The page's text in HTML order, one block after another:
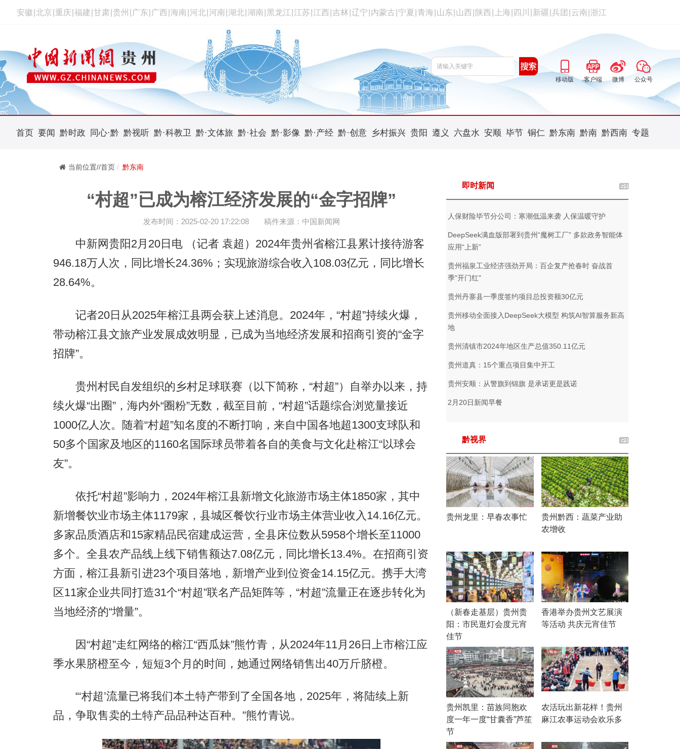
安徽 北京 重庆 福建 甘肃 贵州 广东 广西 海南 河北 河南 湖北 湖南 黑龙江 江苏 江西 吉林 辽宁 内蒙古 宁夏 青海 山东 山西 陕西 上海 四川 新疆 兵团 云南 浙江
移动版 客户端 微博 公众号
首页 要闻 黔时政 同心·黔 黔视听 黔·科教卫 黔·文体旅 黔·社会 黔·影像 黔·产经 黔·创意 乡村振兴 贵阳 遵义 六盘水 安顺 毕节 铜仁 黔东南 黔南 黔西南 专题
当前位置//首页 黔东南
“村超”已成为榕江经济发展的“金字招牌”
发布时间：2025-02-20 17:22:08 稿件来源：中国新闻网
中新网贵阳2月20日电 （记者 袁超）2024年贵州省榕江县累计接待游客
946.18万人次，同比增长24.36%；实现旅游综合收入108.03亿元，同比增长
28.64%。
记者20日从2025年榕江县两会获上述消息。2024年，“村超”持续火爆，
带动榕江县文旅产业发展成效明显，已成为当地经济发展和招商引资的“金字
招牌”。
贵州村民自发组织的乡村足球联赛（以下简称，“村超”）自举办以来，持
续火爆“出圈”，海内外“圈粉”无数，截至目前，“村超”话题综合浏览量接近
1000亿人次。随着“村超”知名度的不断打响，来自中国各地超1300支球队和
50多个国家及地区的1160名国际球员带着各自的美食与文化赴榕江“以球会
友”。
依托“村超”影响力，2024年榕江县新增文化旅游市场主体1850家，其中
新增餐饮业市场主体1179家，县城区餐饮行业市场主体营业收入14.16亿元。
多家品质酒店和15家精品民宿建成运营，全县床位数从5958个增长至11000
多个。全县农产品线上线下销售额达7.08亿元，同比增长13.4%。在招商引资
方面，榕江县新引进23个项目落地，新增产业到位资金14.15亿元。携手大湾
区11家企业共同打造31个“村超”联名产品矩阵等，“村超”流量正在逐步转化为
当地经济的“增量”。
因“村超”走红网络的榕江“西瓜妹”熊竹青，从2024年11月26日上市榕江应
季水果脐橙至今，短短3个月的时间，她通过网络销售出40万斤脐橙。
“‘村超’流量已将我们本土特产带到了全国各地，2025年，将陆续上新
品，争取售卖的土特产品品种达百种。”熊竹青说。
即时新闻
人保财险毕节分公司：寒潮低温来袭 人保温暖守护
DeepSeek满血版部署到贵州“魔树工厂” 多款政务智能体
应用“上新”
贵州福泉工业经济强劲开局：百企复产抢春时 奋战首
季"开门红"
贵州丹寨县一季度签约项目总投资额30亿元
贵州移动全面接入DeepSeek大模型 构筑AI智算服务新高
地
贵州清镇市2024年地区生产总值350.11亿元
贵州道真：15个重点项目集中开工
贵州安顺：从警旗到锦旗 是承诺更是践诺
2月20日新闻早餐
黔视界
贵州龙里：早春农事忙
贵州黔西：蔬菜产业助
农增收
（新春走基层）贵州贵
阳：市民逛灯会度元宵
佳节
香港举办贵州文艺展演
等活动 共庆元宵佳节
贵州凯里：苗族同胞欢
度一年一度“甘囊香”芦笙
节
农活玩出新花样！贵州
麻江农事运动会欢乐多